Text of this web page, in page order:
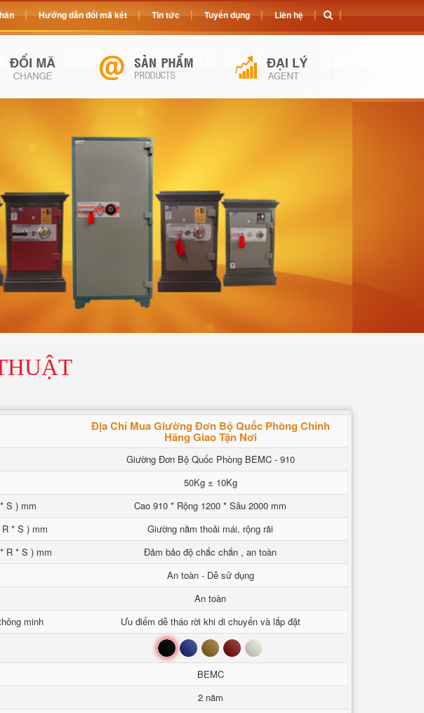
Địa Chỉ Mua Giường Đơn Bộ Quốc Phòng Chính
Hãng Giao Tận Nơi
Giường Đơn Bộ Quốc Phòng BEMC - 910
50Kg ± 10Kg
S ) mm
Cao 910 * Rộng 1200 * Sâu 2000 mm
* S ) mm
Giường nằm thoải mái, rộng rãi
R * S ) mm
Đảm bảo độ chắc chắn , an toàn
An toàn - Dễ sử dụng
An toàn
minh
Ưu điểm dễ tháo rời khi di chuyển và lắp đặt
Đen Xanh Nâu Đỏ Trắng
BEMC
2 năm
Hướng dẫn đổi mã két Tin tức Tuyển dụng Liên hệ